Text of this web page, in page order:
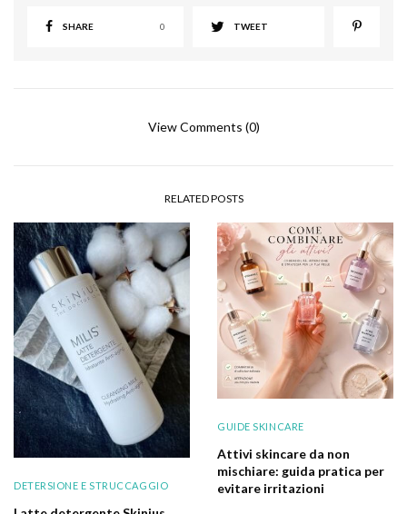
SHARE 0 TWEET
View Comments (0)
RELATED POSTS
DETERSIONE E STRUCCAGGIO
GUIDE SKINCARE
Attivi skincare da non
mischiare: guida pratica per
evitare irritazioni